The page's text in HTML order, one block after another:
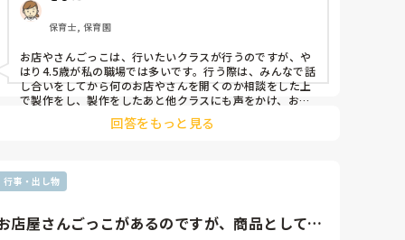
？してはじめるのですか？
た、作るものなどは子どもたちと相談するのでしょう
際にごっこ遊びをする時にはどのように行なっている
ですか？
にもお店屋さんごっこ以外にも楽しめる遊びなどがあ
たら教えてください。
ろしくお願いします。
保育士, 保育園
お店やさんごっこは、行いたいクラスが行うのですが、や
はり4.5歳が私の職場では多いです。行う際は、みんなで話
し合いをしてから何のお店やさんを開くのか相談をした上
で製作をし、製作をしたあと他クラスにも声をかけ、お客
さんで交流を図っています。なので、一人何個までという
制限を設けますが作るのも子どもたちに任せるので作る量
クラスからはおままごとを発展させて三角巾やエプロン、
カラポリでお洋服やペットボトルの空容器にひもをつけて
て、おままごとをして遊んでいます。日々の保育で楽しめ
るといいですね🎵
回答をもっと見る
行事・出し物
店屋さんごっこがあるのですが、商品としてペ